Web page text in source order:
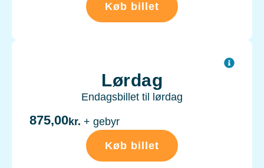
Køb billet
Lørdag
Endagsbillet til lørdag
875,00kr. + gebyr
Køb billet